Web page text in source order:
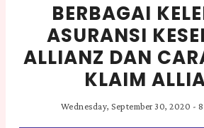
BERBAGAI
ASURANSI
ALLIANZ DAN
KLAIM
Wednesday, September 30, 2020 -